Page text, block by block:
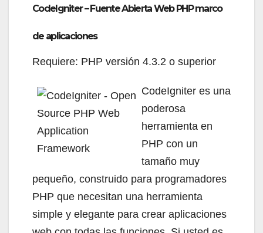
CodeIgniter – Fuente Abierta Web PHP marco
de aplicaciones
Requiere: PHP versión 4.3.2 o superior
CodeIgniter es una
poderosa
herramienta en
PHP con un
tamaño muy
pequeño, construido para programadores
PHP que necesitan una herramienta
simple y elegante para crear aplicaciones